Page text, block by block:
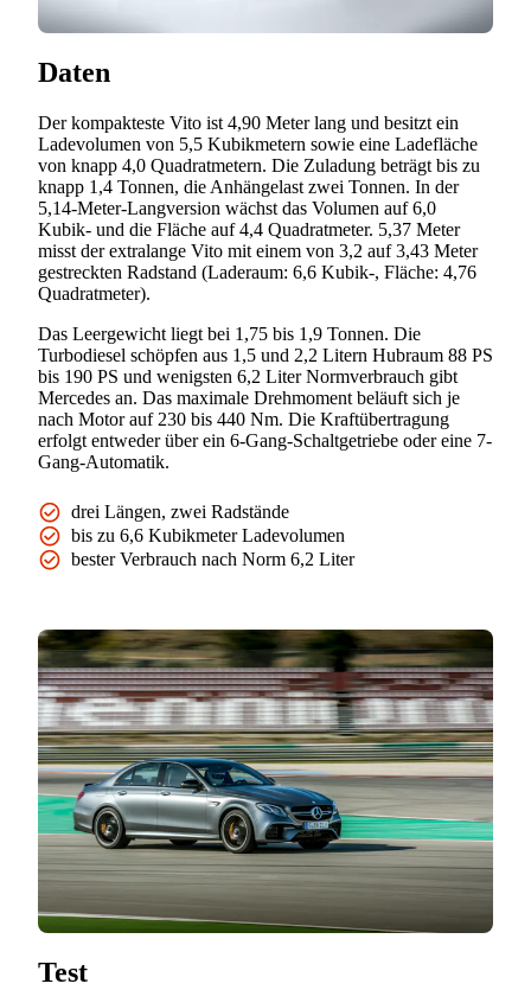
Daten
Der kompakteste Vito ist 4,90 Meter lang und besitzt ein
Ladevolumen von 5,5 Kubikmetern sowie eine Ladefläche
von knapp 4,0 Quadratmetern. Die Zuladung beträgt bis zu
knapp 1,4 Tonnen, die Anhängelast zwei Tonnen. In der
5,14-Meter-Langversion wächst das Volumen auf 6,0
Kubik- und die Fläche auf 4,4 Quadratmeter. 5,37 Meter
misst der extralange Vito mit einem von 3,2 auf 3,43 Meter
gestreckten Radstand (Laderaum: 6,6 Kubik-, Fläche: 4,76
Quadratmeter).
Das Leergewicht liegt bei 1,75 bis 1,9 Tonnen. Die
Turbodiesel schöpfen aus 1,5 und 2,2 Litern Hubraum 88 PS
bis 190 PS und wenigsten 6,2 Liter Normverbrauch gibt
Mercedes an. Das maximale Drehmoment beläuft sich je
nach Motor auf 230 bis 440 Nm. Die Kraftübertragung
erfolgt entweder über ein 6-Gang-Schaltgetriebe oder eine 7-
Gang-Automatik.
drei Längen, zwei Radstände
bis zu 6,6 Kubikmeter Ladevolumen
bester Verbrauch nach Norm 6,2 Liter
Test